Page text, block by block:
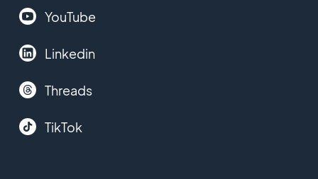
YouTube
Linkedin
Threads
TikTok